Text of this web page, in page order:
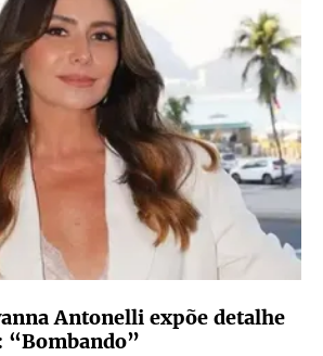
Antonelli expõe detalhe
“Bombando”